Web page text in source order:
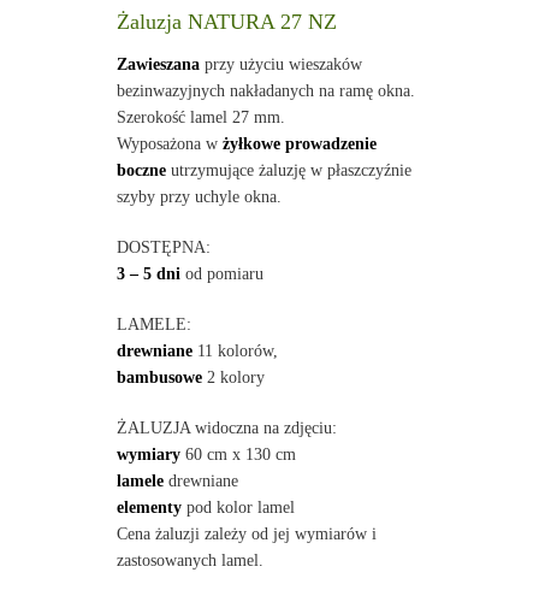
Żaluzja NATURA 27 NZ
Zawieszanaprzy użyciu wieszaków
bezinwazyjnych nakładanych na ramę okna.
Szerokość lamel 27 mm.
Wyposażona w żyłkowe prowadzenie
boczneutrzymujące żaluzję w płaszczyźnie
szyby przy uchyle okna.
DOSTĘPNA:
3 – 5 dni od pomiaru
LAMELE:
drewniane11 kolorów,
bambusowe2 kolory
ŻALUZJA widoczna na zdjęciu:
wymiary60 cm x 130 cm
lameledrewniane
elementypod kolor lamel
Cena żaluzji zależy od jej wymiarów i
zastosowanych lamel.